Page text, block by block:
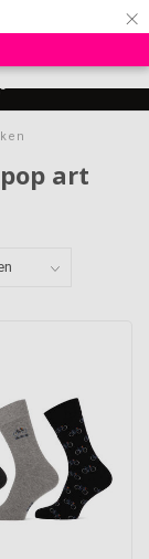
×
0
art